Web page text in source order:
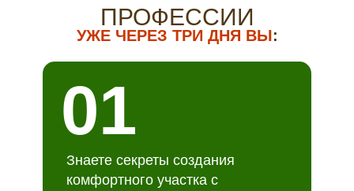
ПРОФЕССИИ
Знаете секреты создания
комфортного участка с
01
УЖЕ ЧЕРЕЗ ТРИ ДНЯ ВЫ: